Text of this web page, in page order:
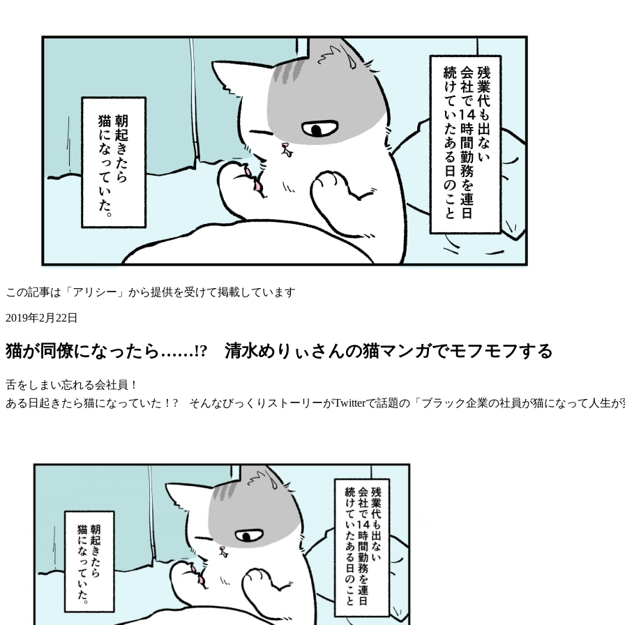
この記事は「アリシー」から提供を受けて掲載しています
2019年2月22日
猫が同僚になったら……!? 清水めりぃさんの猫マンガでモフモフする
舌をしまい忘れる会社員！
ある日起きたら猫になっていた！? そんなびっくりストーリーがTwitterで話題の「ブラック企業の社員が猫になって人生が